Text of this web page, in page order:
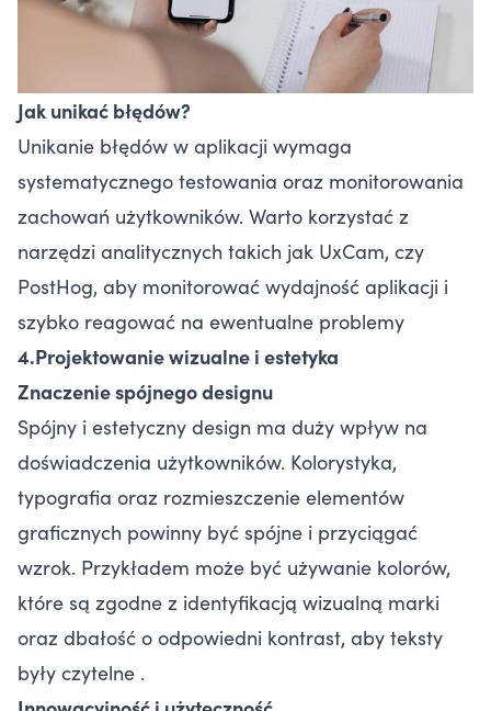
Jak unikać błędów?
Unikanie błędów w aplikacji wymaga
systematycznego testowania oraz monitorowania
zachowań użytkowników. Warto korzystać z
narzędzi analitycznych takich jak UxCam, czy
PostHog, aby monitorować wydajność aplikacji i
szybko reagować na ewentualne problemy
4.Projektowanie wizualne i estetyka
Znaczenie spójnego designu
Spójny i estetyczny design ma duży wpływ na
doświadczenia użytkowników. Kolorystyka,
typografia oraz rozmieszczenie elementów
graficznych powinny być spójne i przyciągać
wzrok. Przykładem może być używanie kolorów,
które są zgodne z identyfikacją wizualną marki
oraz dbałość o odpowiedni kontrast, aby teksty
były czytelne .